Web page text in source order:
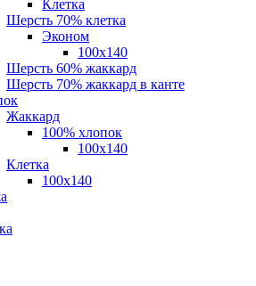
Клетка
Шерсть 70% клетка
Эконом
100x140
Шерсть 60% жаккард
Шерсть 70% жаккард в канте
Жаккард
100% хлопок
100x140
Клетка
100х140